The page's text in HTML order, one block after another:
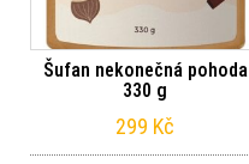
Šufan nekonečná pohoda
330 g
299 Kč